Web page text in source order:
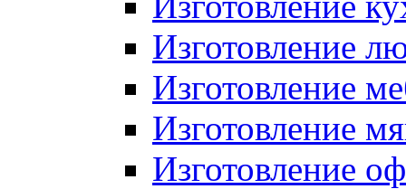
Изготовление
Изготовление
Изготовление
Изготовление